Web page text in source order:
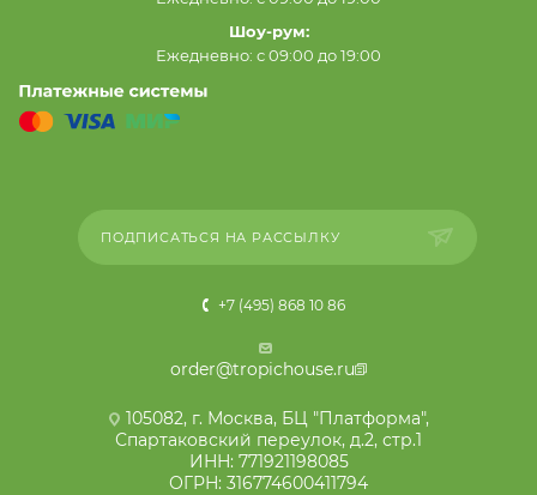
Шоу-рум:
Ежедневно: с 09:00 до 19:00
ПОДПИСАТЬСЯ НА РАССЫЛКУ
+7 (495) 868 10 86
order@tropichouse.ru
105082, г. Москва, БЦ "Платформа",
Спартаковский переулок, д.2, стр.1
ИНН: 771921198085
ОГРН: 316774600411794